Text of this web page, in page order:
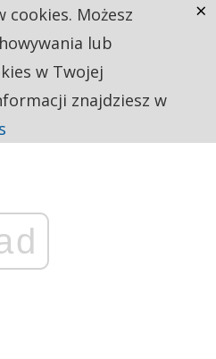
cookies. Możesz
lub
w Twojej
znajdziesz w
×